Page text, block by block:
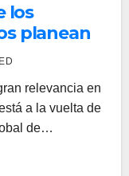
los
planean
de la
relevancia en
a la vuelta de
de…